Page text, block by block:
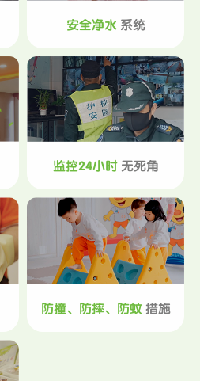
安全净水 系统
监控24小时无死角
防撞、防摔、防蚊措施